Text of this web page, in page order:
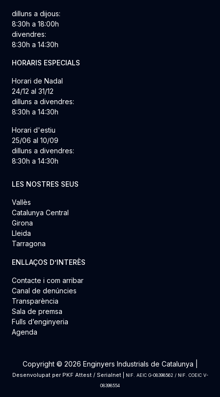
dilluns a dijous:
8:30h a 18:00h
divendres:
8:30h a 14:30h
HORARIS ESPECIALS
Horari de Nadal
24/12 al 31/12
dilluns a divendres:
8:30h a 14:30h
Horari d'estiu
25/06 al 10/09
dilluns a divendres:
8:30h a 14:30h
LES NOSTRES SEUS
Vallès
Catalunya Central
Girona
Lleida
Tarragona
ENLLAÇOS D’INTERÈS
Contacte i com arribar
Canal de denúncies
Transparència
Sala de premsa
Fulls d’enginyeria
Agenda
Copyright © 2026 Enginyers Industrials de Catalunya |
Desenvolupat per PKF Attest/ Serialnet|
NIF. AEIC G-08398562 / NIF. COEIC V-
08398554